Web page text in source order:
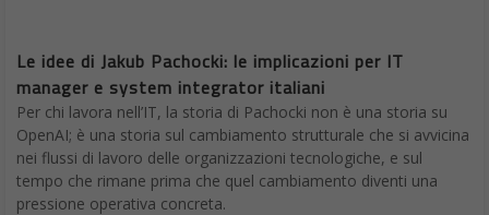
Le idee di Jakub Pachocki: le implicazioni per IT
manager e system integrator italiani
Per chi lavora nell’IT, la storia di Pachocki non è una storia su
OpenAI; è una storia sul cambiamento strutturale che si avvicina
nei flussi di lavoro delle organizzazioni tecnologiche, e sul
tempo che rimane prima che quel cambiamento diventi una
pressione operativa concreta.